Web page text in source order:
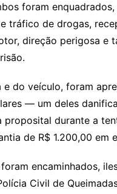
foram enquadrados,
tráfico de drogas,
direção perigosa e
e do veículo, foram
— um deles
proposital durante a
de R$ 1.200,00 em
encaminhados,
Civil de